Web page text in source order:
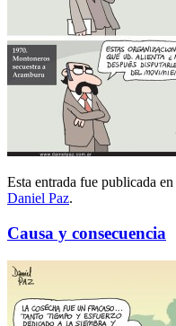
Esta entrada fue publicada en
Daniel Paz.
Causa y consecuencia